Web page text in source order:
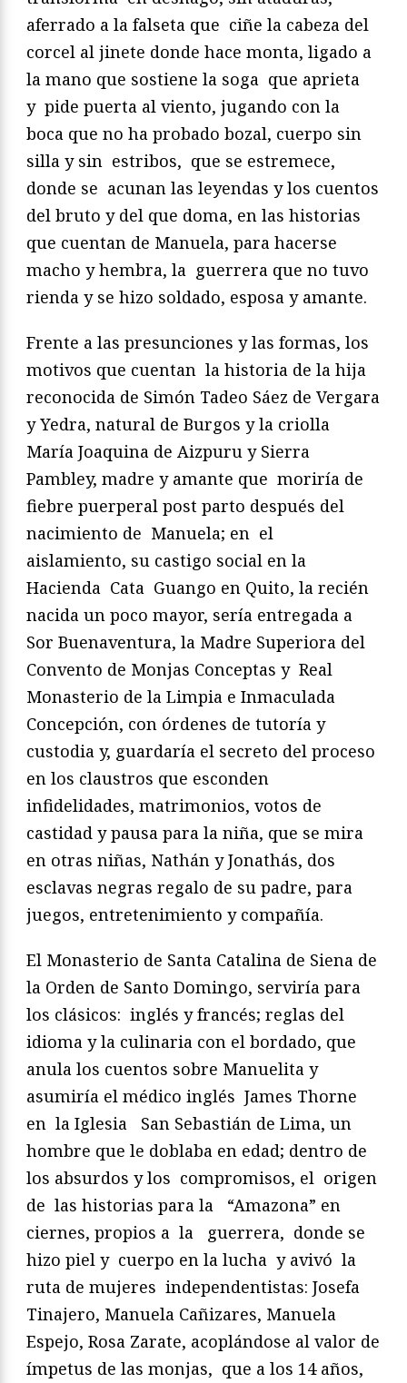
aferrado a la falseta que ciñe la cabeza del
corcel al jinete donde hace monta, ligado a
la mano que sostiene la soga que aprieta
y pide puerta al viento, jugando con la
boca que no ha probado bozal, cuerpo sin
silla y sin estribos, que se estremece,
donde se acunan las leyendas y los cuentos
del bruto y del que doma, en las historias
que cuentan de Manuela, para hacerse
macho y hembra, la guerrera que no tuvo
rienda y se hizo soldado, esposa y amante.
Frente a las presunciones y las formas, los
motivos que cuentan la historia de la hija
reconocida de Simón Tadeo Sáez de Vergara
y Yedra, natural de Burgos y la criolla
María Joaquina de Aizpuru y Sierra
Pambley, madre y amante que moriría de
fiebre puerperal post parto después del
nacimiento de Manuela; en el
aislamiento, su castigo social en la
Hacienda Cata Guango en Quito, la recién
nacida un poco mayor, sería entregada a
Sor Buenaventura, la Madre Superiora del
Convento de Monjas Conceptas y Real
Monasterio de la Limpia e Inmaculada
Concepción, con órdenes de tutoría y
custodia y, guardaría el secreto del proceso
en los claustros que esconden
infidelidades, matrimonios, votos de
castidad y pausa para la niña, que se mira
en otras niñas, Nathán y Jonathás, dos
esclavas negras regalo de su padre, para
juegos, entretenimiento y compañía.
El Monasterio de Santa Catalina de Siena de
la Orden de Santo Domingo, serviría para
los clásicos: inglés y francés; reglas del
idioma y la culinaria con el bordado, que
anula los cuentos sobre Manuelita y
asumiría el médico inglés James Thorne
en la Iglesia San Sebastián de Lima, un
hombre que le doblaba en edad; dentro de
los absurdos y los compromisos, el origen
de las historias para la “Amazona” en
ciernes, propios a la guerrera, donde se
hizo piel y cuerpo en la lucha y avivó la
ruta de mujeres independentistas: Josefa
Tinajero, Manuela Cañizares, Manuela
Espejo, Rosa Zarate, acoplándose al valor de
ímpetus de las monjas, que a los 14 años,